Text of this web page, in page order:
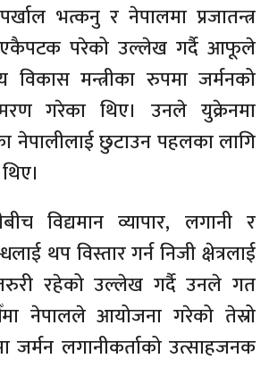
भत्कनु र नेपालमा प्रजातन्त्र
एकैपटक परेको उल्लेख गर्दै आफूले
विकास मन्त्रीका रुपमा जर्मनको
गरेका थिए। उनले युक्रेनमा
नेपालीलाई छुटाउन पहलका लागि
विद्यमान व्यापार, लगानी र
थप विस्तार गर्न निजी क्षेत्रलाई
जरुरी रहेको उल्लेख गर्दै उनले गत
नेपालले आयोजना गरेको तेस्रो
जर्मन लगानीकर्ताको उत्साहजनक